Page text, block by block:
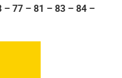
– 77 – 81 – 83 – 84 –